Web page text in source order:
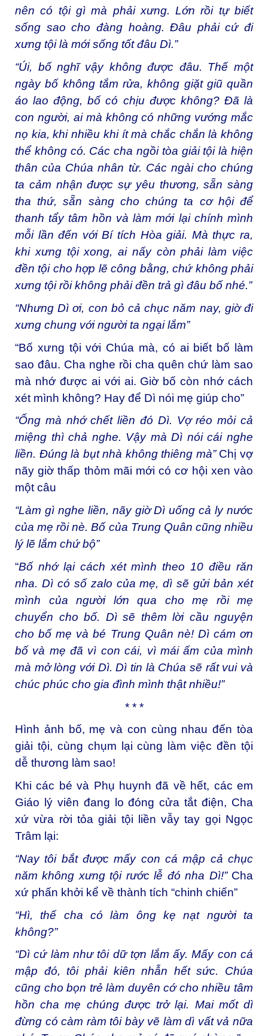
nên có tội gì mà phải xưng. Lớn rồi tự biết
sống sao cho đàng hoàng. Đâu phải cứ đi
xưng tội là mới sống tốt đâu Dì.”
“Úi, bố nghĩ vậy không được đâu. Thế một
ngày bố không tắm rửa, không giặt giũ quần
áo lao động, bố có chịu được không? Đã là
con người, ai mà không có những vướng mắc
nọ kia, khi nhiều khi ít mà chắc chắn là không
thể không có. Các cha ngồi tòa giải tội là hiện
thân của Chúa nhân từ. Các ngài cho chúng
ta cảm nhận được sự yêu thương, sẵn sàng
tha thứ, sẵn sàng cho chúng ta cơ hội để
thanh tẩy tâm hồn và làm mới lại chính mình
mỗi lần đến với Bí tích Hòa giải. Mà thực ra,
khi xưng tội xong, ai nấy còn phải làm việc
đền tội cho hợp lẽ công bằng, chứ không phải
xưng tội rồi không phải đền trả gì đâu bố nhé.”
“Nhưng Dì ơi, con bỏ cả chục năm nay, giờ đi
xưng chung với người ta ngại lắm”
“Bố xưng tội với Chúa mà, có ai biết bố làm
sao đâu. Cha nghe rồi cha quên chứ làm sao
mà nhớ được ai với ai. Giờ bố còn nhớ cách
xét mình không? Hay để Dì nói mẹ giúp cho”
“Ổng mà nhớ chết liền đó Dì. Vợ réo mỏi cả
miệng thì chả nghe. Vậy mà Dì nói cái nghe
liền. Đúng là bụt nhà không thiêng mà”Chị vợ
nãy giờ thấp thỏm mãi mới có cơ hội xen vào
một câu
“Làm gì nghe liền, nãy giờ Dì uống cả ly nước
của mẹ rồi nè. Bố của Trung Quân cũng nhiều
lý lẽ lắm chứ bộ”
“Bố nhớ lại cách xét mình theo 10 điều răn
nha. Dì có số zalo của mẹ, dì sẽ gửi bản xét
mình của người lớn qua cho mẹ rồi mẹ
chuyển cho bố. Dì sẽ thêm lời cầu nguyện
cho bố mẹ và bé Trung Quân nè! Dì cám ơn
bố và mẹ đã vì con cái, vì mái ấm của mình
mà mở lòng với Dì. Dì tin là Chúa sẽ rất vui và
chúc phúc cho gia đình mình thật nhiều!”
* * *
Hình ảnh bố, mẹ và con cùng nhau đến tòa
giải tội, cùng chụm lại cùng làm việc đền tội
dễ thương làm sao!
Khi các bé và Phụ huynh đã về hết, các em
Giáo lý viên đang lo đóng cửa tắt điện, Cha
xứ vừa rời tỏa giải tội liền vẫy tay gọi Ngọc
Trâm lại:
“Nay tôi bắt được mấy con cá mập cả chục
năm không xưng tội rước lễ đó nha Dì!”Cha
xứ phấn khởi kể về thành tích “chinh chiến”
“Hì, thế cha có làm ông kẹ nạt người ta
không?”
“Dì cứ làm như tôi dữ tợn lắm ấy. Mấy con cá
mập đó, tôi phải kiên nhẫn hết sức. Chúa
cũng cho bọn trẻ làm duyên cớ cho nhiều tâm
hồn cha mẹ chúng được trở lại. Mai mốt dì
đừng có càm ràm tôi bày vẽ làm dì vất vả nữa